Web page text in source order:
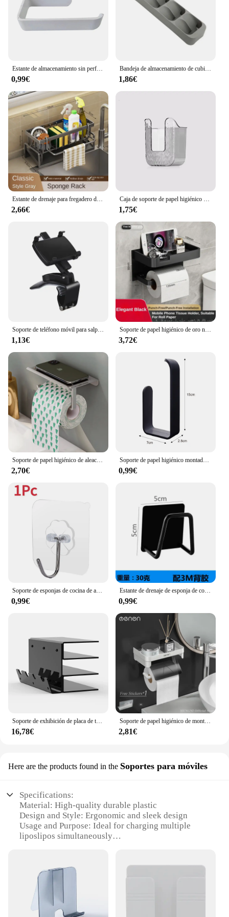
Estante de almacenamiento sin perforación para cocina, soporte de toalla para pared, accesorio para mejora del hogar, soporte de tejido
0,99€
Bandeja de almacenamiento de cubiertos para cajón de cocina, soporte para cuchillos, cuchara, tenedores, organizador de vajilla, contenedor para botellas de especias, estante de bloque para cuchillos
1,86€
Estante de drenaje para fregadero de cocina, organizador de plástico ABS, autodrenaje, soporte para esponja y jabón, toallero, cesta de filtro
2,66€
Caja de soporte de papel higiénico sin perforaciones, almacenamiento impermeable, estante de almacenamiento de papel higiénico, toalla de papel, caja de almacenamiento de baño de cocina
1,75€
Soporte de teléfono móvil para salpicadero de coche, Clip giratorio de 360 grados, adecuado para Smartphone
1,13€
Soporte de papel higiénico de oro negro, soporte de pared para baño, soporte de papel multifunción para teléfono, estante, rollo de toalla, accesorios
3,72€
Soporte de papel higiénico de aleación de aluminio, montaje en pared para baño, soporte para teléfono de papel WC, estante, rollo de toalla, accesorios
2,70€
Soporte de papel higiénico montado en la pared, rollo de toalla de tejido sin perforación, toallero de baño, accesorios de baño, Material plástico, 1 unidad
0,99€
Soporte de esponjas de cocina de acero inoxidable, estante de secado de drenaje, soporte de almacenamiento autoadhesivo, organizador de ganchos de pared, 1/5 Uds.
0,99€
Estante de drenaje de esponja de cocina, tapa de olla de acero inoxidable, estante de almacenamiento de tabla de cortar, soporte de estante de almacenamiento multifuncional, herramientas de cocina
0,99€
16,78€
Soporte de papel higiénico de montaje en pared, estante de almacenamiento de papel en rollo impermeable de plástico, estantes organizadores de pañuelos para el baño
2,81€
Here are the products found in the Soportes para móviles
Specifications:
Material: High-quality durable plastic
Design and Style: Ergonomic and sleek design
Usage and Purpose: Ideal for charging multiple
liposlipos simultaneously
Shape or Size or Weight or Quantity: Compact and
lightweight for easy portability
Applicable People: Suitable for hobbyists,
professionals, and retailers